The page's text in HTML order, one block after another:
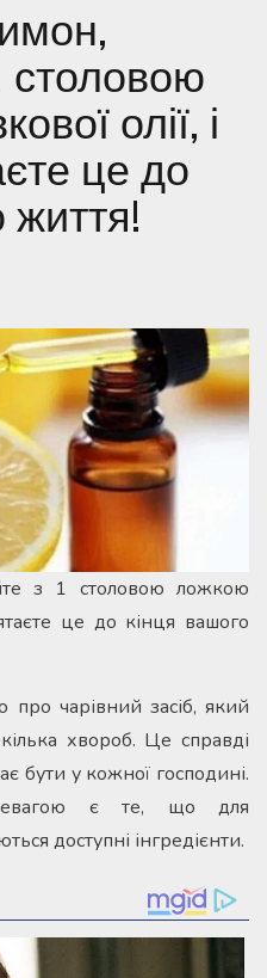
столовою
олії, і
це до
життя!
з 1 столовою ложкою
це до кінця вашого
про чарівний засіб, який
хвороб. Це справді
бути у кожної господині.
є те, що для
доступні інгредієнти.